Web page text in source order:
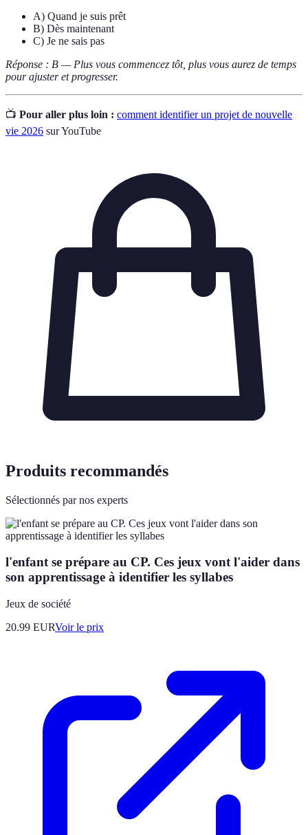
A) Quand je suis prêt
B) Dès maintenant
C) Je ne sais pas
Réponse : B — Plus vous commencez tôt, plus vous aurez de temps
pour ajuster et progresser.
📺 Pour aller plus loin : comment identifier un projet de nouvelle
vie 2026 sur YouTube
Produits recommandés
Sélectionnés par nos experts
l'enfant se prépare au CP. Ces jeux vont l'aider dans
son apprentissage à identifier les syllabes
Jeux de société
20.99 EURVoir le prix